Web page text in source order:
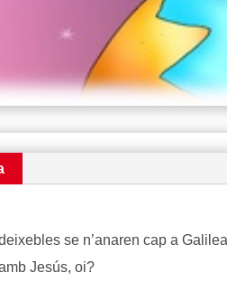
se n’anaren cap a
Jesús, oi?